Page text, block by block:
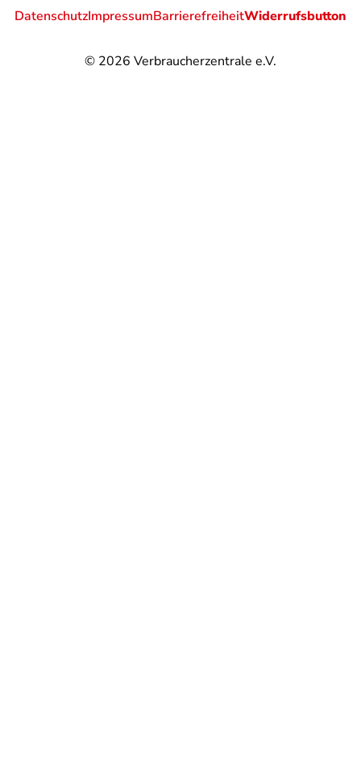
© 2026 Verbraucherzentrale e.V.
DatenschutzImpressumBarrierefreiheitWiderrufsbutton